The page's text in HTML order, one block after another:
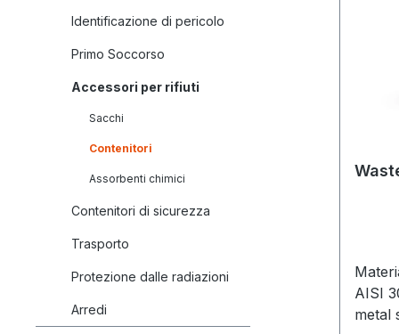
Identificazione di pericolo
Primo Soccorso
Accessori per rifiuti
Sacchi
Contenitori
Assorbenti chimici
Contenitori di sicurezza
Trasporto
Protezione dalle radiazioni
Arredi
4
per il
con
AISI
metal